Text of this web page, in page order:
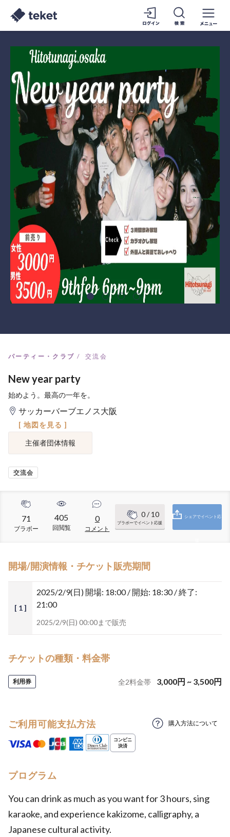
パーティー・クラブ 交流会
New year party
始めよう。最高の一年を。
サッカーバーブエノス大阪
[ 地図を見る ]
主催者団体情報
交流会
71
ブラボー
405
回閲覧
0
コメント
0/ 10
ブラボーでイベント応援
シェアでイベント応
開場/開演情報・チケット販売期間
[ 1 ]
2025/2/9(日) 開場: 18:00 / 開始: 18:30 / 終了:
21:00
2025/2/9(日) 00:00まで販売
チケットの種類・料金帯
利用券 全2料金帯 3,000円 ~ 3,500円
ご利用可能支払方法 購入方法について
プログラム
You can drink as much as you want for 3 hours, sing
karaoke, and experience kakizome, calligraphy, a
Japanese cultural activity.